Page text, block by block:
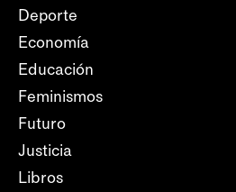
Deporte
Economía
Educación
Feminismos
Futuro
Justicia
Libros